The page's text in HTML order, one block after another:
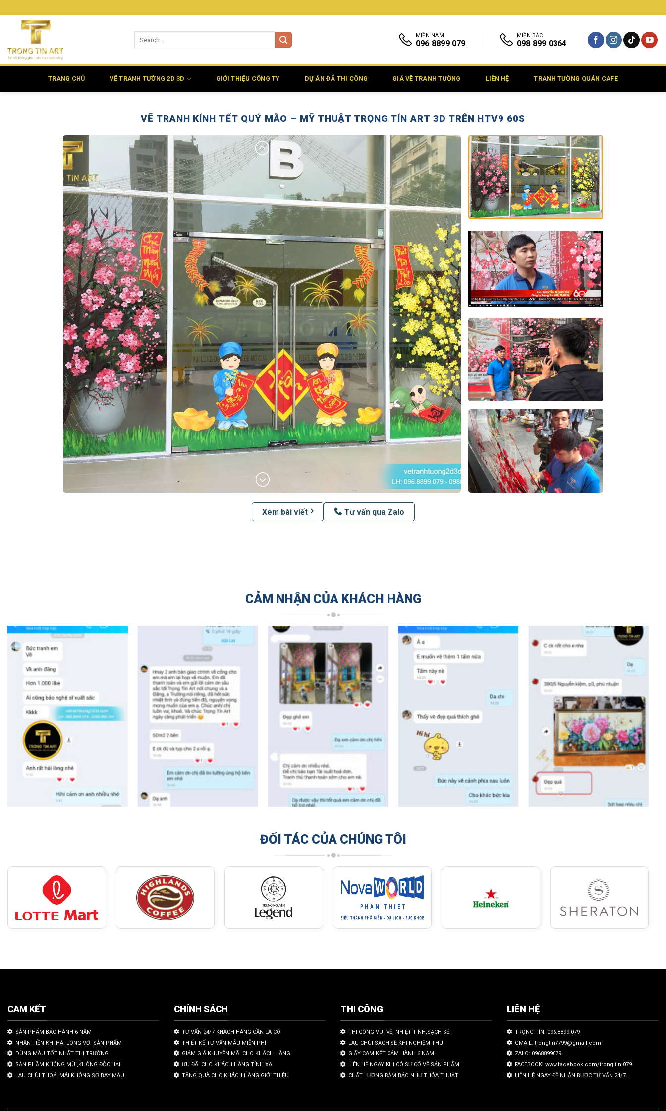
qua
MIỀN NAM
096 8899 079
MIỀN BẮC
098 899 0364
TRANG CHỦ VẼ TRANH TƯỜNG 2D 3D GIỚI THIỆU CÔNG TY DỰ ÁN ĐÃ THI CÔNG GIÁ VẼ TRANH TƯỜNG LIÊN HỆ TRANH TƯỜNG QUÁN CAFE
VẼ TRANH KÍNH TẾT QUÝ MÃO – MỸ THUẬT TRỌNG TÍN ART 3D TRÊN HTV9 60S
Xem bài viết Tư vấn qua Zalo
CẢM NHẬN CỦA KHÁCH HÀNG
ĐỐI TÁC CỦA CHÚNG TÔI
CAM KẾT
SẢN PHẨM BẢO HÀNH 6 NĂM
NHẬN TIỀN KHI HÀI LÒNG VỚI SẢN PHẨM
DÙNG MÀU TỐT NHẤT THỊ TRƯỜNG
SẢN PHẦM KHÔNG MÙI,KHÔNG ĐỘC HẠI
LAU CHÙI THOẢI MÁI KHÔNG SỢ BAY MÀU
CHÍNH SÁCH
TƯ VẤN 24/7 KHÁCH HÀNG CẦN LÀ CÓ
THIẾT KẾ TƯ VẤN MẪU MIỄN PHÍ
GIẢM GIÁ KHUYẾN MÃI CHO KHÁCH HÀNG
ƯU ĐÃI CHO KHÁCH HÀNG TỈNH XA
TẶNG QUÀ CHO KHÁCH HÀNG GIỚI THIỆU
THI CÔNG
THI CÔNG VUI VẼ, NHIỆT TÌNH,SẠCH SẼ
LAU CHÙI SẠCH SẼ KHI NGHIỆM THU
GIẤY CAM KẾT CẢM HÀNH 6 NĂM
LIÊN HỆ NGAY KHI CÓ SỰ CỐ VỀ SẢN PHẨM
CHẤT LƯỢNG ĐÀM BẢO NHƯ THỎA THUẬT
LIÊN HỆ
TRỌNG TÍN: 096.8899.079
GMAIL: trongtin7799@gmail.com
ZALO: 0968899079
FACEBOOK: www.facebook.com/trong.tin.079
LIÊN HỆ NGAY ĐỂ NHẬN ĐƯỢC TƯ VẤN 24/7.